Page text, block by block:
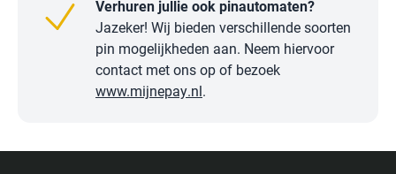
Verhuren jullie ook pinautomaten?
Jazeker! Wij bieden verschillende soorten
pin mogelijkheden aan. Neem hiervoor
contact met ons op of bezoek
www.mijnepay.nl.